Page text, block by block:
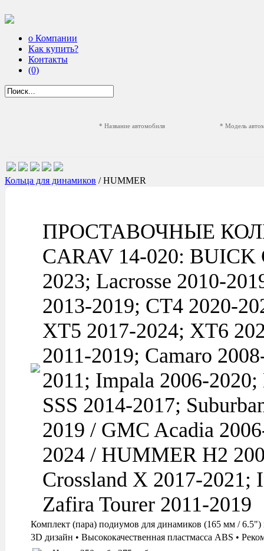
о Компании
Как купить?
Контакты
(0)
* Название автомобиля * Модель
Кольца для динамиков / HUMMER
ПРОСТАВОЧНЫЕ
CARAV 14-020: BUICK
2023; Lacrosse 2010-
2013-2019; CT4 2020-
XT5 2017-2024; XT6
2011-2019; Camaro
2011; Impala 2006-
SSS 2014-2017;
2019 / GMC Acadia
2024 / HUMMER H2
Crossland X 2017-2021;
Zafira Tourer 2011-2019
Комплект (пара) подиумов для динамиков (165 мм /
3D дизайн • Высококачественная пластмасса ABS •